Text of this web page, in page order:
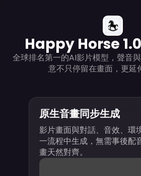
Happy Horse
全球排名第一的AI影片模型，聲音
意不只停留在畫面，更延
原生音畫同步生成
影片畫面與對話、音效、環
一流程中生成，無需事後配
畫天然對齊。